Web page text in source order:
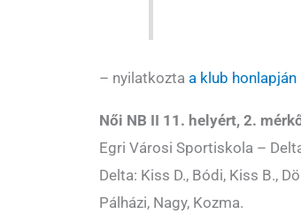
– nyilatkozta a klub honlapján
Női NB II 11. helyért, 2.
Egri Városi Sportiskola –
Delta: Kiss D., Bódi, Kiss B.,
Pálházi, Nagy, Kozma.